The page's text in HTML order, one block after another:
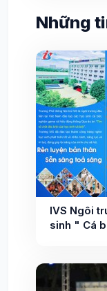
Những
IVS Ngôi
sinh " Cá